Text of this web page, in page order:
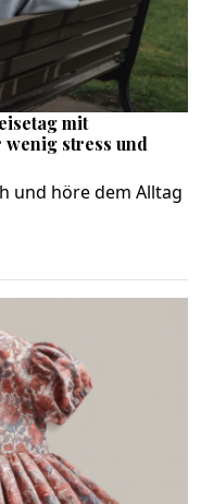
mit
stress und
und höre dem Alltag